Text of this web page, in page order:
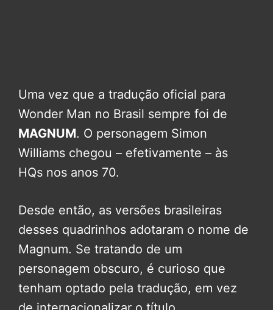
Uma vez que a tradução oficial para
Wonder Man no Brasil sempre foi de
MAGNUM. O personagem Simon
Williams chegou – efetivamente – às
HQs nos anos 70.
Desde então, as versões brasileiras
desses quadrinhos adotaram o nome de
Magnum. Se tratando de um
personagem obscuro, é curioso que
tenham optado pela tradução, em vez